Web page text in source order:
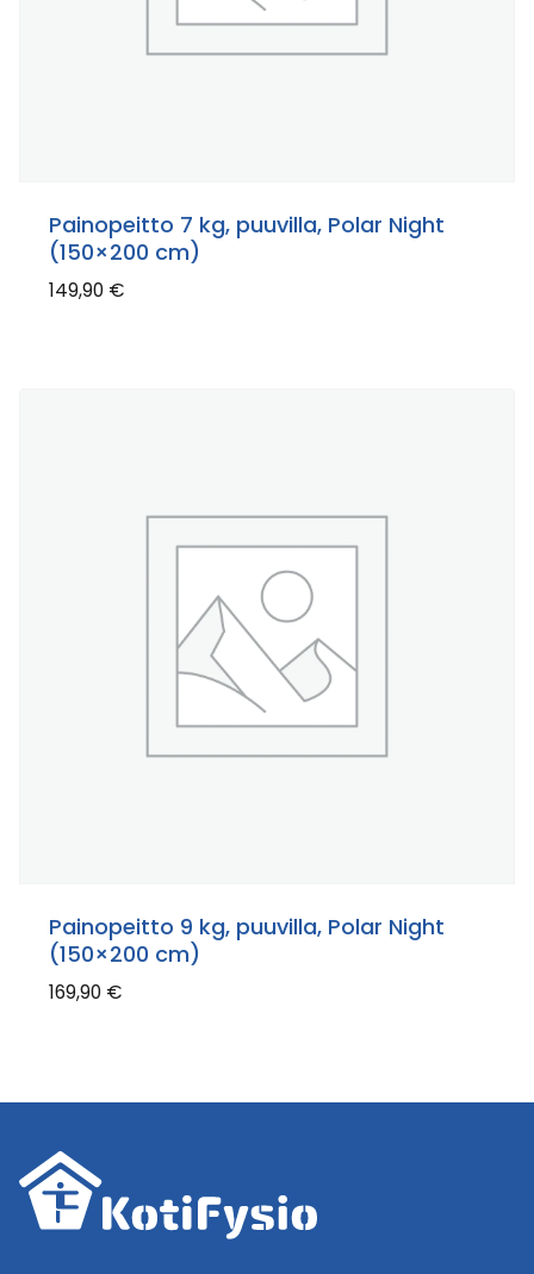
Painopeitto 7 kg, puuvilla, Polar Night
(150×200 cm)
149,90 €
Painopeitto 9 kg, puuvilla, Polar Night
(150×200 cm)
169,90 €